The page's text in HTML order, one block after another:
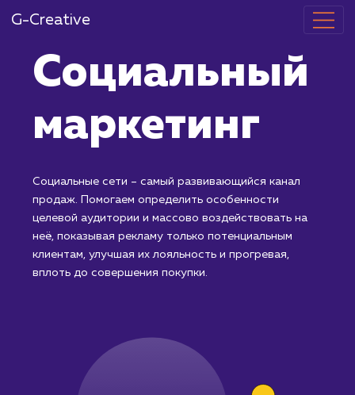
G-Creative
Социальный
маркетинг
Социальные сети – самый развивающийся канал
продаж. Помогаем определить особенности
целевой аудитории и массово воздействовать на
неё, показывая рекламу только потенциальным